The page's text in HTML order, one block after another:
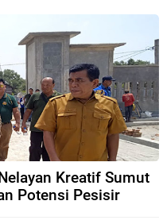
Kreatif Sumut
Potensi Pesisir